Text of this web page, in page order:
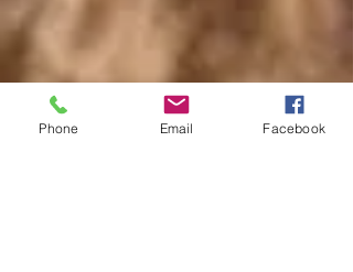
Phone Email Facebook